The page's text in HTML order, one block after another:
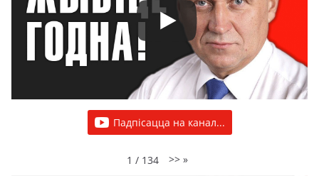
Падпісацца на канал...
1 / 134 >> »